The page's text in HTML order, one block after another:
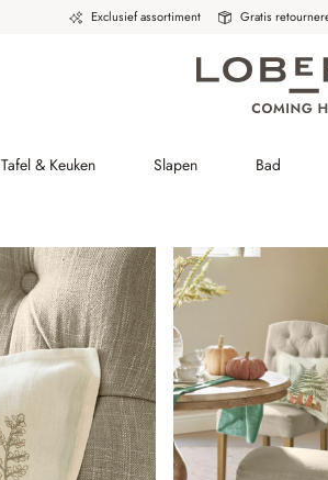
Exclusief assortiment Gratis
Tafel & Keuken Slapen Bad